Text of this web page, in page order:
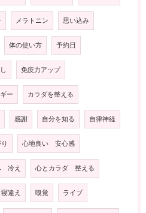
メラトニン 思い込み
体の使い方 予約日
免疫力アップ
ー カラダを整える
感謝 自分を知る 自律神経
心地良い 安心感
冷え 心とカラダ 整える
寝違え 嗅覚 ライブ